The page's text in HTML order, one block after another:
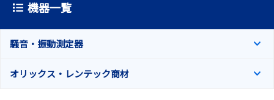
機器一覧
騒音・振動測定器
オリックス・レンテック商材